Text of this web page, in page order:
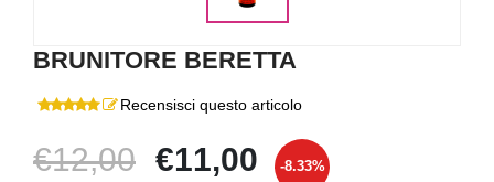
BRUNITORE BERETTA
Recensisci questo articolo
€12,00 €11,00 -8.33%